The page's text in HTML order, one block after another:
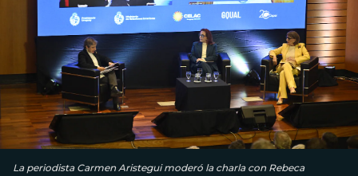
La periodista Carmen Aristegui moderó la charla con Rebeca